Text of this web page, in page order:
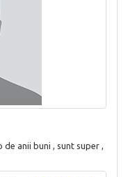
anii buni , sunt super ,